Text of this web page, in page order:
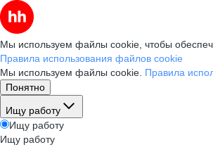
Мы используем файлы cookie, чтобы
Правила использования файлов cookie
Мы используем файлы cookie. Правила
Понятно
Ищу работу
Ищу работу
Ищу работу